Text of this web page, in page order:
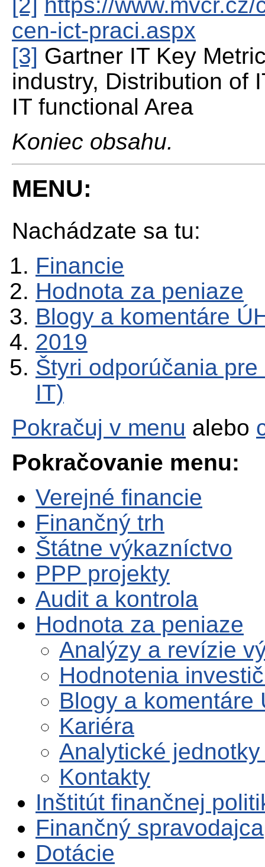
cen-ict-praci.aspx
[3] Gartner IT Key
industry, Distribution of
IT functional Area
Koniec obsahu.
MENU:
Nachádzate sa tu:
Financie
Hodnota za peniaze
Blogy a komentáre
2019
Štyri odporúčania
IT)
Pokračuj v menu alebo
Pokračovanie menu:
Verejné financie
Finančný trh
Štátne výkazníctvo
PPP projekty
Audit a kontrola
Hodnota za peniaze
Analýzy a revízie
Hodnotenia
Blogy a komentáre
Kariéra
Analytické
Kontakty
Inštitút finančnej
Finančný spravodajca
Dotácie